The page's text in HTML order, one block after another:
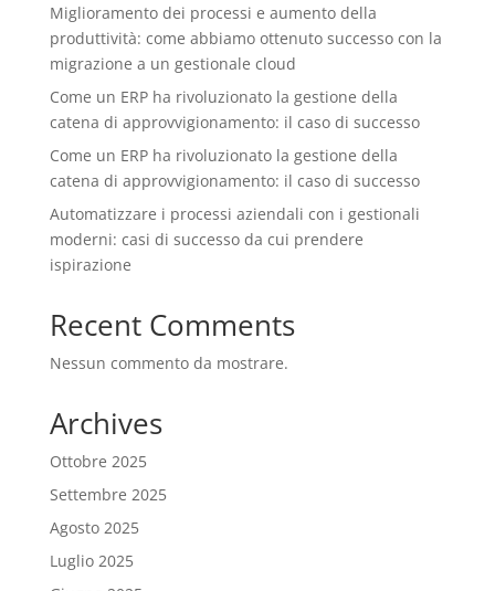
Miglioramento dei processi e aumento della
produttività: come abbiamo ottenuto successo con la
migrazione a un gestionale cloud
Come un ERP ha rivoluzionato la gestione della
catena di approvvigionamento: il caso di successo
Come un ERP ha rivoluzionato la gestione della
catena di approvvigionamento: il caso di successo
Automatizzare i processi aziendali con i gestionali
moderni: casi di successo da cui prendere
ispirazione
Recent Comments
Nessun commento da mostrare.
Archives
Ottobre 2025
Settembre 2025
Agosto 2025
Luglio 2025